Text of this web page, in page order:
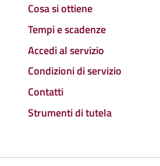
Cosa si ottiene
Tempi e scadenze
Accedi al servizio
Condizioni di servizio
Contatti
Strumenti di tutela